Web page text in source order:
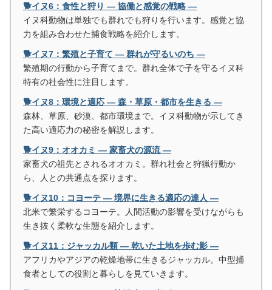
🐕イヌ6：食性と狩り ― 協働と感覚の戦略 ―
イヌ科動物は単独でも群れでも狩りを行います。感覚と協
力を組み合わせた捕食戦略を紹介します。
🐕イヌ7：繁殖と子育て ― 群れが守るいのち ―
繁殖期の行動から子育てまで。群れ全体で子を守るイヌ科
特有の社会性に注目します。
🐕イヌ8：環境と適応 ― 森・草原・都市を生きる ―
森林、草原、砂漠、都市環境まで。イヌ科動物が示してき
た高い適応力の秘密を解説します。
🐕イヌ9：オオカミ ― 家畜犬の源流 ―
家畜犬の祖先とされるオオカミ。群れ社会と狩猟行動か
ら、人との共通点を探ります。
🐕イヌ10：コヨーテ ― 境界に生きる適応の達人 ―
北米で繁栄するコヨーテ。人間活動の影響を受けながらも
生き抜く柔軟な生態を紹介します。
🐕イヌ11：ジャッカル類 ― 乾いた土地を歩む影 ―
アフリカやアジアの乾燥地帯に生きるジャッカル。中型捕
食者としての役割と暮らしを見ていきます。